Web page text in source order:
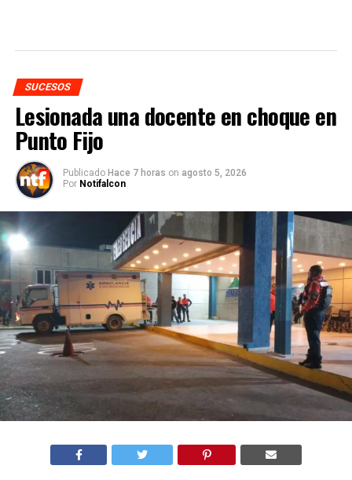
SUCESOS
Lesionada una docente en choque en
Punto Fijo
Publicado Hace 7 horas on agosto 5, 2026
Por Notifalcon